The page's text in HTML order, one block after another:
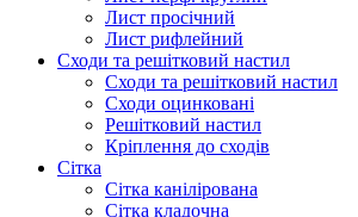
Лист просічний
Лист рифлейний
Сходи та решітковий настил
Сходи та решітковий настил
Сходи оцинковані
Решітковий настил
Кріплення до сходів
Сітка
Сітка канілірована
Сітка кладочна